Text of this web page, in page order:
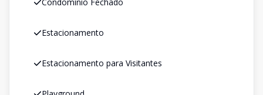
Estacionamento
Estacionamento para Visitantes